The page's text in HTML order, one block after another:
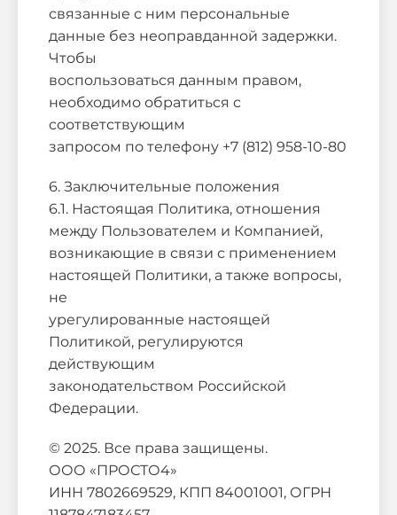
связанные с ним персональные
данные без неоправданной задержки.
Чтобы
воспользоваться данным правом,
необходимо обратиться c
соответствующим
запросом по телефону +7 (812) 958-10-80
6. Заключительные положения
6.1. Настоящая Политика, отношения
между Пользователем и Компанией,
возникающие в связи с применением
настоящей Политики, а также вопросы,
не
урегулированные настоящей
Политикой, регулируются
действующим
законодательством Российской
Федерации.
© 2025. Все права защищены.
ООО «ПРОСТО4»
ИНН 7802669529, КПП 84001001, ОГРН